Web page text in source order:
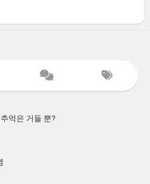
억은 거들 뿐?